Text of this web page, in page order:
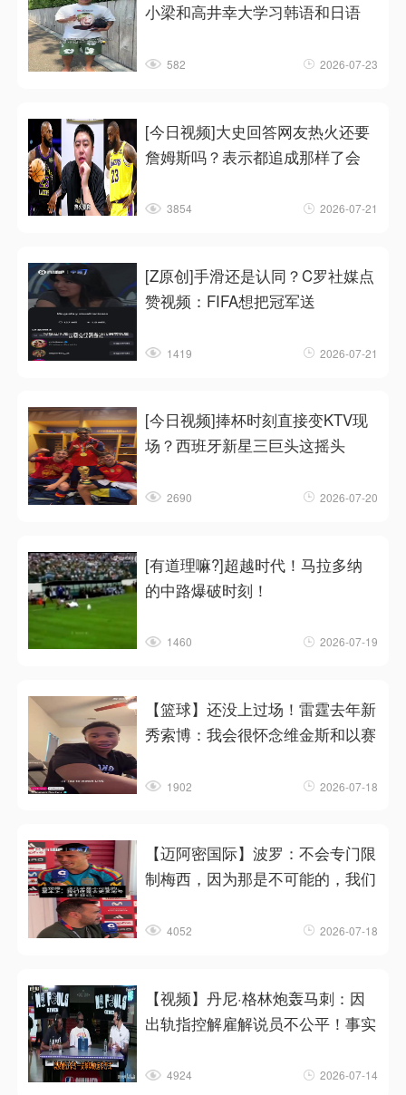
小梁和高井幸大学习韩语和日语
582 2026-07-23
[今日视频]大史回答网友热火还要
詹姆斯吗？表示都追成那样了会
3854 2026-07-21
[Z原创]手滑还是认同？C罗社媒点
赞视频：FIFA想把冠军送
1419 2026-07-21
[今日视频]捧杯时刻直接变KTV现
场？西班牙新星三巨头这摇头
2690 2026-07-20
[有道理嘛?]超越时代！马拉多纳
的中路爆破时刻！
1460 2026-07-19
【篮球】还没上过场！雷霆去年新
秀索博：我会很怀念维金斯和以赛
1902 2026-07-18
【迈阿密国际】波罗：不会专门限
制梅西，因为那是不可能的，我们
4052 2026-07-18
【视频】丹尼·格林炮轰马刺：因
出轨指控解雇解说员不公平！事实
4924 2026-07-14